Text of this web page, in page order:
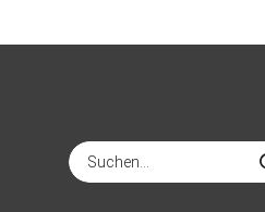
Products
search